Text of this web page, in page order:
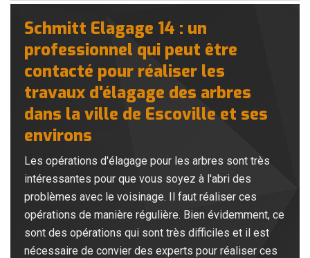
Schmitt Elagage 14 : un
professionnel qui peut être
contacté pour réaliser les
travaux d'élagage des arbres
dans la ville de Escoville et ses
environs
Les opérations d'élagage pour les arbres sont très
intéressantes pour que vous soyez à l'abri des
problèmes avec le voisinage. Il faut réaliser ces
opérations de manière régulière. Bien évidemment, ce
sont des opérations qui sont très difficiles et il est
nécessaire de convier des experts pour réaliser ces